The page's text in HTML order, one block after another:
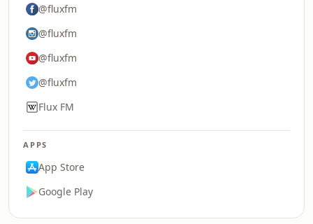
@fluxfm
@fluxfm
@fluxfm
@fluxfm
Flux FM
APPS
App Store
Google Play